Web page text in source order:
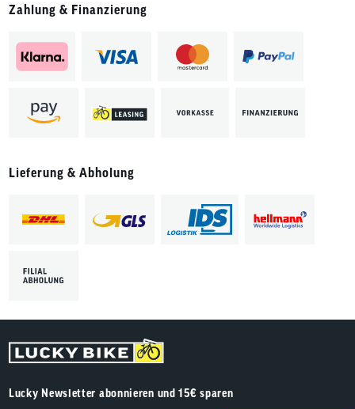
Zahlung & Finanzierung
Lieferung & Abholung
Lucky Newsletter abonnieren und 15€ sparen